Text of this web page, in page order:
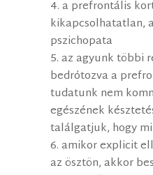
4. a prefrontális
kikapcsolhatatlan,
pszichopata
5. az agyunk többi
bedrótozva a
tudatunk nem
egészének
találgatjuk, hogy
6. amikor explicit
az ösztön, akkor